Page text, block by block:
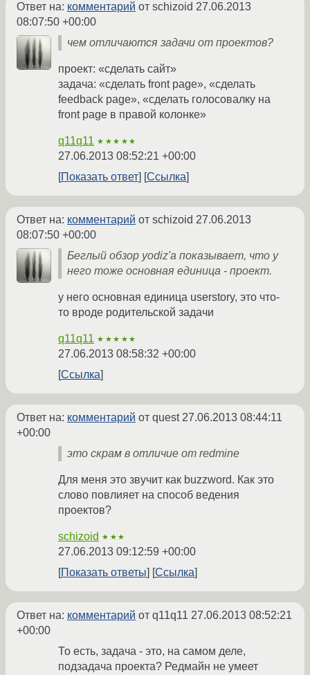
Ответ на: комментарий от schizoid 27.06.2013
08:07:50 +00:00
чем отличаются задачи от проектов?
проект: «сделать сайт»
задача: «сделать front page», «сделать
feedback page», «сделать голосовалку на
front page в правой колонке»
q11q11 ★★★★★
27.06.2013 08:52:21 +00:00
Показать ответ
Ссылка
Ответ на: комментарий от schizoid 27.06.2013
08:07:50 +00:00
Беглый обзор yodiz'а показывает, что у
него тоже основная единица - проект.
у него основная единица userstory, это что-
то вроде родительской задачи
q11q11 ★★★★★
27.06.2013 08:58:32 +00:00
Ссылка
Ответ на: комментарий от quest 27.06.2013 08:44:11
+00:00
это скрам в отличие от redmine
Для меня это звучит как buzzword. Как это
слово повлияет на способ ведения
проектов?
schizoid ★★★
27.06.2013 09:12:59 +00:00
Показать ответы
Ссылка
Ответ на: комментарий от q11q11 27.06.2013 08:52:21
+00:00
То есть, задача - это, на самом деле,
подзадача проекта? Редмайн не умеет